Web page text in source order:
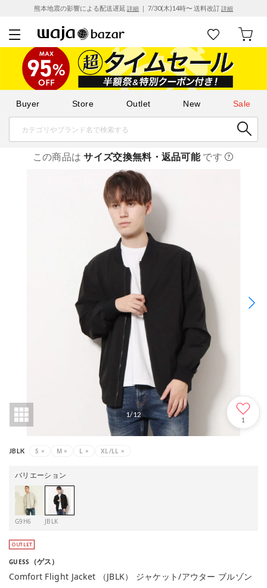
熊本地震の影響による配送遅延 詳細 ｜ 7/30(木)14時〜 送料改訂詳細
Buyer Store Outlet New Sale
この商品はサイズ交換無料・返品可能です
1/12
1
JBLK S × M × L × XL/LL ×
バリエーション
G9H6 JBLK
GUESS （ゲス）
Comfort Flight Jacket （JBLK） ジャケット/アウター ブルゾン